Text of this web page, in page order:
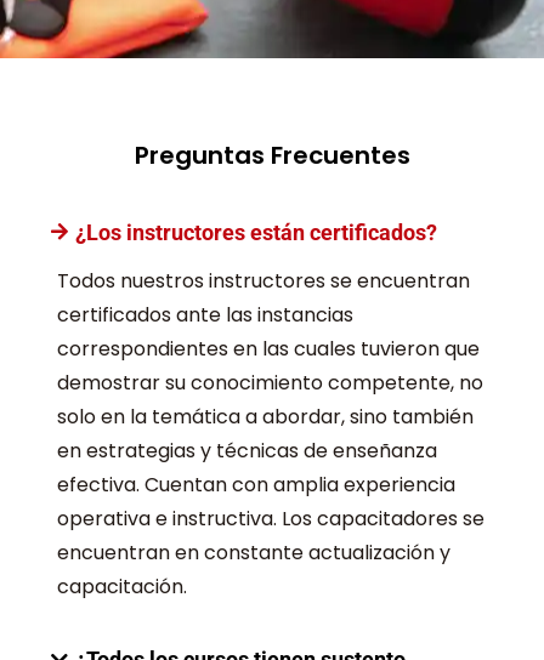
Preguntas Frecuentes
¿Los instructores están certificados?
Todos nuestros instructores se encuentran
certificados ante las instancias
correspondientes en las cuales tuvieron que
demostrar su conocimiento competente, no
solo en la temática a abordar, sino también
en estrategias y técnicas de enseñanza
efectiva. Cuentan con amplia experiencia
operativa e instructiva. Los capacitadores se
encuentran en constante actualización y
capacitación.